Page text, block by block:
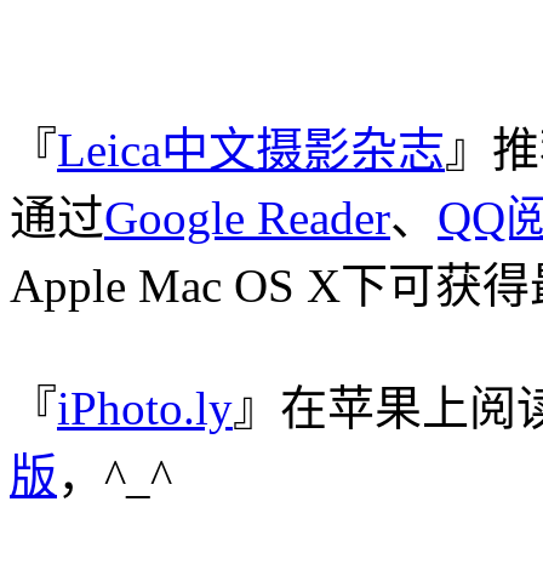
『Leica中文摄影杂志』
通过Google Reader、 QQ
Apple Mac OS X下可获
『iPhoto.ly』在苹果上阅
版，^_^